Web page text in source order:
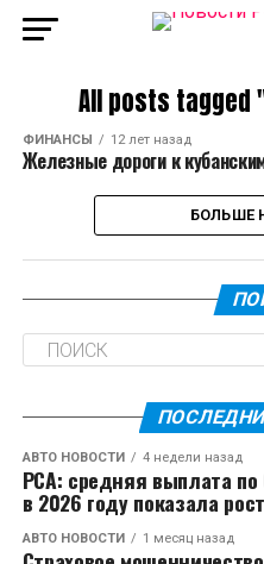
All posts
ФИНАНСЫ 12 лет назад
Железные дороги к
БОЛЬШЕ
АВТО НОВОСТИ 4 недели назад
РСА: средняя выплата по
в 2026 году показала рост
АВТО НОВОСТИ 1 месяц назад